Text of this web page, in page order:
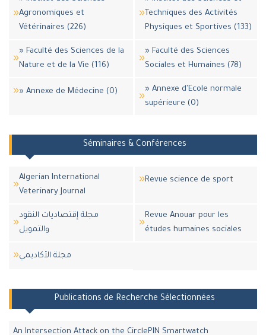
Agronomiques et
Vétérinaires (226)
Techniques des Activités
Physiques et Sportives (133)
» Faculté des Sciences de la
Nature et de la Vie (116)
» Faculté des Sciences
Sociales et Humaines (78)
» Annexe de Médecine (0)
» Annexe d'Ecole normale
supérieure (0)
Séminaires & Conférences
Algerian International
Veterinary Journal
Revue science de sport
مجلة إقتصاديات النقود
والتمويل
Revue Anouar pour les
études humaines sociales
مجلة اﻷكاديمي
Publications de Recherche Sélectionnées
An Intersection Attack on the CirclePIN Smartwatch